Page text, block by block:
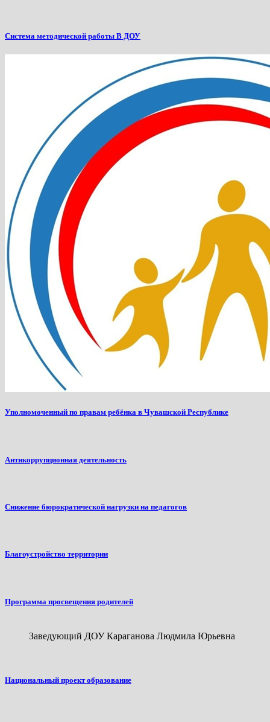
Система методической работы В ДОУ
Уполномоченный по правам ребёнка в Чувашской Республике
Антикоррупционная деятельность
Снижение бюрократической нагрузки на педагогов
Благоустройство территории
Программа просвещения родителей
Заведующий ДОУ Караганова Людмила Юрьевна
Национальный проект образование